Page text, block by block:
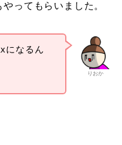
ってもらいました。
りおか
になるん